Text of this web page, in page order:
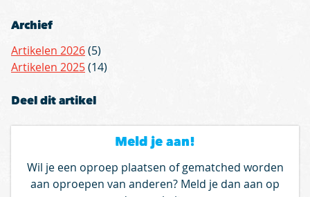
Archief
Artikelen 2026(5)
Artikelen 2025(14)
Deel dit artikel
Meld je aan!
Wil je een oproep plaatsen of gematched worden
aan oproepen van anderen? Meld je dan aan op